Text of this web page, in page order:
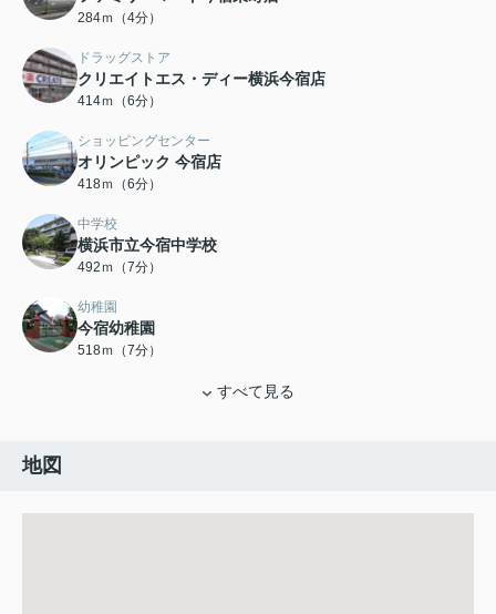
284ｍ（4分）
ドラッグストア
クリエイトエス・ディー横浜今宿店
414ｍ（6分）
ショッピングセンター
オリンピック 今宿店
418ｍ（6分）
中学校
横浜市立今宿中学校
492ｍ（7分）
幼稚園
今宿幼稚園
518ｍ（7分）
すべて見る
地図